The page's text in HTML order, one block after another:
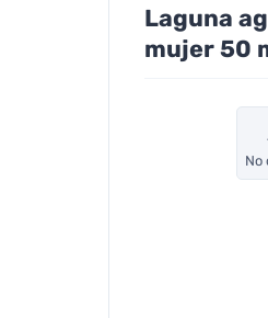
Laguna
mujer 50
No